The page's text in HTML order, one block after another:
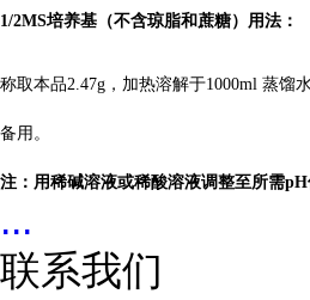
1/2MS培养基（不含琼脂和蔗糖） 用法：
称取本品2.47g，加热溶解于1000ml 蒸馏
备用。
注：用稀碱溶液或稀酸溶液调整至所需pH
...
联系我们